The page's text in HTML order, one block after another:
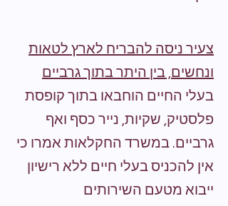
צעיר ניסה להבריח לארץ לטאות
ונחשים, בין היתר בתוך גרביים
בעלי החיים הוחבאו בתוך קופסת
פלסטיק, שקיות, נייר כסף ואף
גרביים. במשרד החקלאות אמרו כי
אין להכניס בעלי חיים ללא רישיון
ייבוא מטעם השירותים